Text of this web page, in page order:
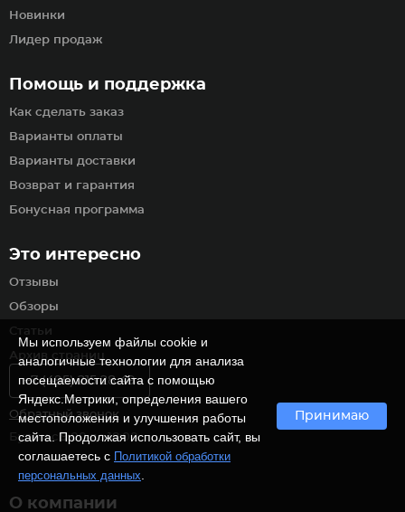
Помощь и поддержка
Как сделать заказ
Варианты оплаты
Варианты доставки
Возврат и гарантия
Бонусная программа
Новинки
Лидер продаж
Это интересно
Отзывы
Обзоры
Статьи
Архив страниц
О компании
+7 (495) 215 28 49
Обратный звонок
Будни с 9:00 до 18:00
Мы используем файлы cookie и
аналогичные технологии для анализа
посещаемости сайта с помощью
Яндекс.Метрики, определения вашего
местоположения и улучшения работы
сайта. Продолжая использовать сайт, вы
соглашаетесь с Политикой обработки
персональных данных
Принимаю